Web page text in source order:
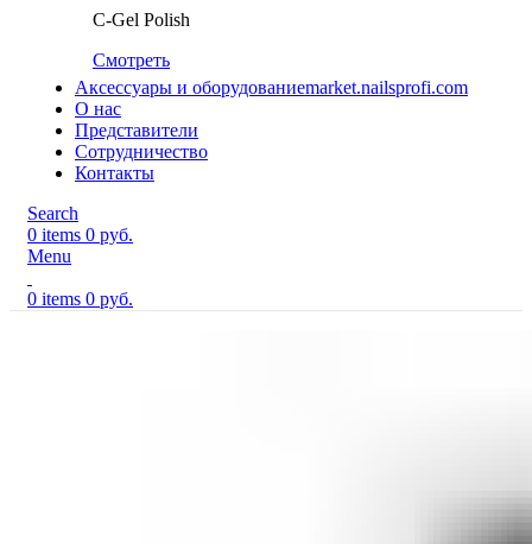
C-Gel Polish
Смотреть
Аксессуары и оборудованиеmarket.nailsprofi.com
О нас
Представители
Сотрудничество
Контакты
Search
0 items 0 руб.
Menu
0 items 0 руб.